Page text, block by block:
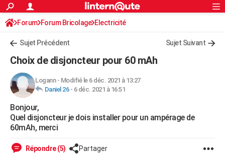
ACTUALITÉS
Politique
Société
Faits Divers
Education
Monde
Villes
+
FINANCE
Retraite
Impôts
Epargne
Immobilier
Risques naturels par ville
Banque
Assurance
Crédit
AUTO
Essais
Réserver un essai
Citadines
Berlines
SUV
Forum auto
+HIGH-TECH
Mobiles
Meilleur smartphone
Internet
Ordinateurs
Jeux vidéo
Guide high-tech
+
Forum
Aménagement intérieur
Extérieur
Cuisine
Salle de bains
Jardinage
Rangement
S'inscrire
Connexion
Forum Forum Bricolage Electricité
Sujet Précédent Sujet Suivant
Choix de disjoncteur pour 60 mAh
Logann- Modifié le 6 déc. 2021 à 13:27
Daniel 26- 6 déc. 2021 à 16:51
Bonjour,
Quel disjoncteur je dois installer pour un ampérage de
60mAh, merci
Répondre (5) Partager